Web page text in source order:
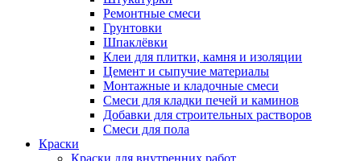
Ремонтные смеси
Грунтовки
Шпаклёвки
Клеи для плитки, камня и изоляции
Цемент и сыпучие материалы
Монтажные и кладочные смеси
Смеси для кладки печей и каминов
Добавки для строительных растворов
Смеси для пола
Краски
Краски для внутренних работ